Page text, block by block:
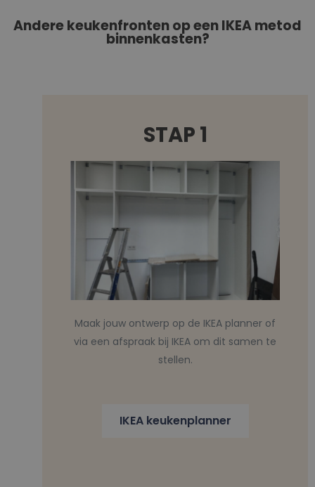
Andere keukenfronten op een IKEA metod
binnenkasten?
STAP 1
Maak jouw ontwerp op de IKEA planner of
via een afspraak bij IKEA om dit samen te
stellen.
IKEA keukenplanner